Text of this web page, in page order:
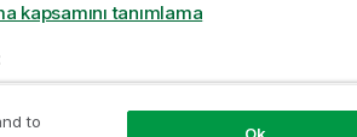
kapsamını tanımlama
kullanmamalıdır. Daha gelişmiş iç içe
to